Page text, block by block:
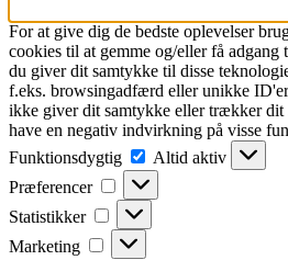
For at give dig de bedste oplevelser
cookies til at gemme og/eller få
du giver dit samtykke til disse
f.eks. browsingadfærd eller unikke
ikke giver dit samtykke eller trækker dit
have en negativ indvirkning på visse
Funktionsdygtig
Funktionsdygtig
Altid aktiv
Præferencer
Præferencer
Statistikker Statistikker
Marketing Marketing